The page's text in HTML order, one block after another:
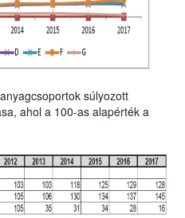
súlyozott
ahol a 100-as alapérték a